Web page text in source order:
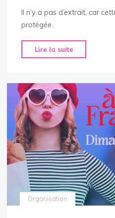
Il n’y a pas d’extrait, car
protégée.
Lire la suite
TOUCH
Spectacle
de
d’Année
2026"
Organisation